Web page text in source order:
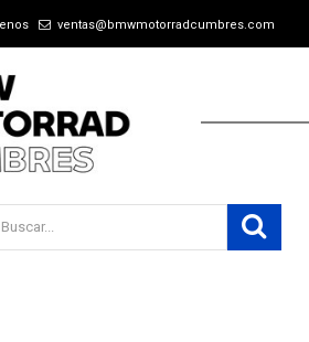
ventas@bmwmotorradcumbres.com